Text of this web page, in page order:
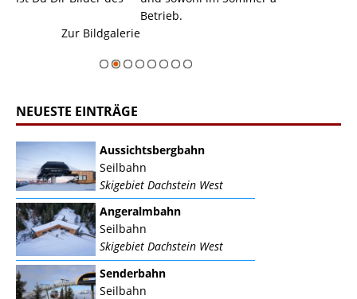
NEUESTE EINTRÄGE
Aussichtsbergbahn
Seilbahn
Skigebiet Dachstein West
Angeralmbahn
Seilbahn
Skigebiet Dachstein West
Senderbahn
Seilbahn